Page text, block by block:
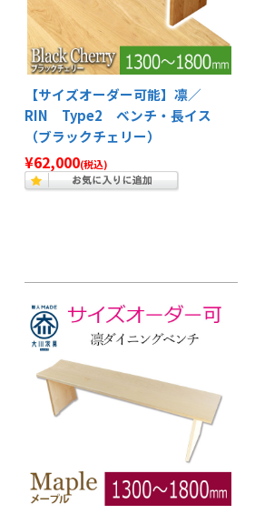
【サイズオーダー可能】凛／
RIN Type2 ベンチ・長イス
（ブラックチェリー）
¥62,000(税込)